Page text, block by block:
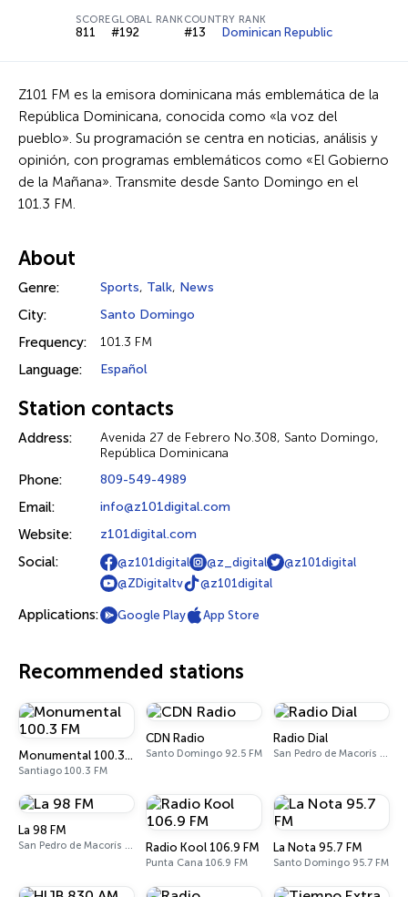
SCORE
811
GLOBAL RANK
#192
COUNTRY RANK
#13 Dominican Republic
Z101 FM es la emisora dominicana más emblemática de la
República Dominicana, conocida como «la voz del
pueblo». Su programación se centra en noticias, análisis y
opinión, con programas emblemáticos como «El Gobierno
de la Mañana». Transmite desde Santo Domingo en el
101.3 FM.
About
Genre: Sports, Talk, News
City: Santo Domingo
Frequency: 101.3 FM
Language: Español
Station contacts
Address:
Avenida 27 de Febrero No.308, Santo Domingo,
República Dominicana
Phone: 809-549-4989
Email: info@z101digital.com
Website: z101digital.com
Social: @z101digital @z_digital
@z101digital
@ZDigitaltv
@z101digital
Applications: Google Play App Store
Recommended stations
Monumental 100.3 FM
Santiago 100.3 FM
CDN Radio
Santo Domingo 92.5 FM
Radio Dial
San Pedro de Macorís 670 AM
La 98 FM
San Pedro de Macorís 98.7 FM Radio Kool 106.9 FM
Punta Cana 106.9 FM
La Nota 95.7 FM
Santo Domingo 95.7 FM